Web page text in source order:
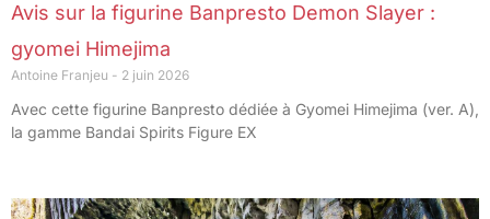
Avis sur la figurine Banpresto Demon Slayer :
gyomei Himejima
Antoine Franjeu 2 juin 2026
Avec cette figurine Banpresto dédiée à Gyomei Himejima (ver. A),
la gamme Bandai Spirits Figure EX